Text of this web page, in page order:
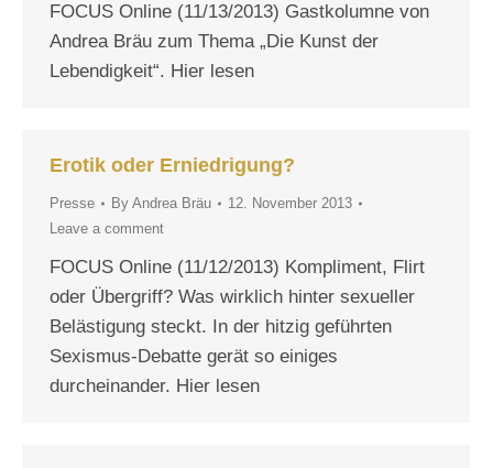
FOCUS Online (11/13/2013) Gastkolumne von
Andrea Bräu zum Thema „Die Kunst der
Lebendigkeit“. Hier lesen
Erotik oder Erniedrigung?
Presse By Andrea Bräu
12. November 2013
Leave a comment
FOCUS Online (11/12/2013) Kompliment, Flirt
oder Übergriff? Was wirklich hinter sexueller
Belästigung steckt. In der hitzig geführten
Sexismus-Debatte gerät so einiges
durcheinander. Hier lesen